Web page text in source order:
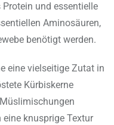
und essentielle
Aminosäuren,
benötigt werden.
eine vielseitige Zutat in
Kürbiskerne
knusprige Textur